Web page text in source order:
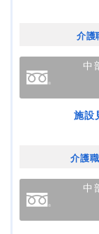
介護
中
施設
介護職
中